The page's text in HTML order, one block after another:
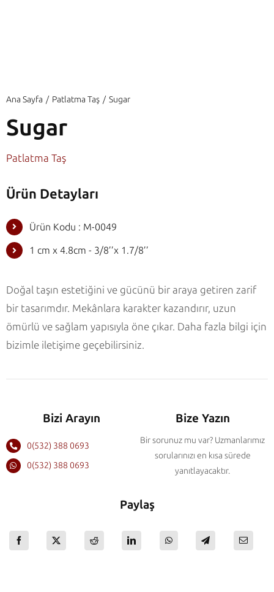
Ana Sayfa Patlatma Taş Sugar
Sugar
Patlatma Taş
Ürün Detayları
Ürün Kodu : M-0049
1 cm x 4.8cm - 3/8’’x 1.7/8’’
Doğal taşın estetiğini ve gücünü bir araya getiren zarif
bir tasarımdır. Mekânlara karakter kazandırır, uzun
ömürlü ve sağlam yapısıyla öne çıkar. Daha fazla bilgi için
bizimle iletişime geçebilirsiniz.
Bizi Arayın
0(532) 388 0693
0(532) 388 0693
Bize Yazın
Bir sorunuz mu var? Uzmanlarımız
sorularınızı en kısa sürede
yanıtlayacaktır.
Paylaş